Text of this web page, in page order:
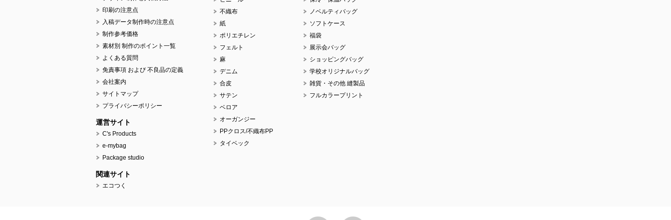
印刷の注意点
入稿データ制作時の注意点
制作参考価格
素材別 制作のポイント一覧
よくある質問
免責事項 および 不良品の定義
会社案内
サイトマップ
プライバシーポリシー
運営サイト
C's Products
e-mybag
Package studio
関連サイト
エコつく
不織布
紙
ポリエチレン
フェルト
麻
デニム
合皮
サテン
ベロア
オーガンジー
PPクロス/不織布PP
タイベック
ノベルティバッグ
ソフトケース
福袋
展示会バッグ
ショッピングバッグ
学校オリジナルバッグ
雑貨・その他 縫製品
フルカラープリント